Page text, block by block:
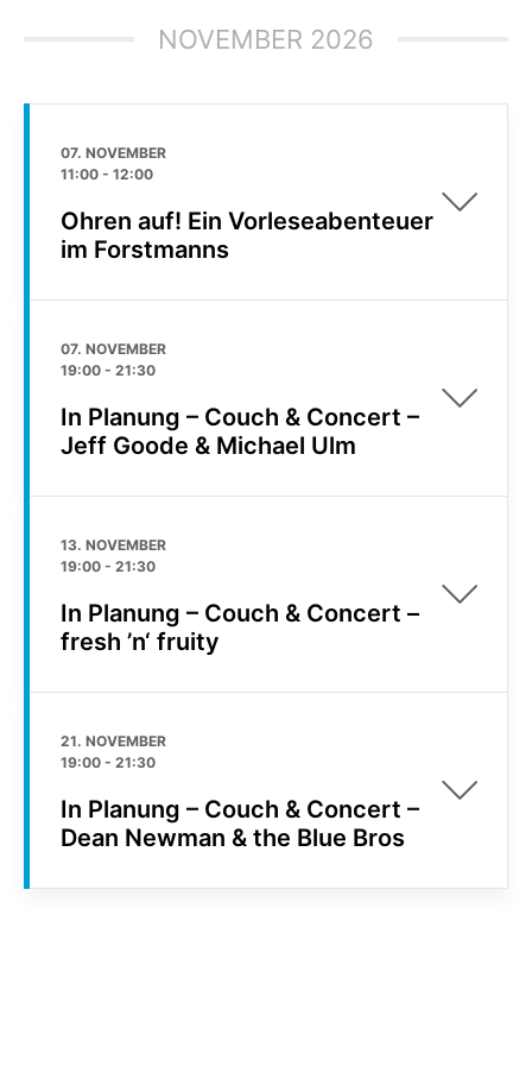
NOVEMBER 2026
07. NOVEMBER
11:00 - 12:00
Ohren auf! Ein Vorleseabenteuer
im Forstmanns
07. NOVEMBER
19:00 - 21:30
In Planung – Couch & Concert –
Jeff Goode & Michael Ulm
13. NOVEMBER
19:00 - 21:30
In Planung – Couch & Concert –
fresh ’n‘ fruity
21. NOVEMBER
19:00 - 21:30
In Planung – Couch & Concert –
Dean Newman & the Blue Bros